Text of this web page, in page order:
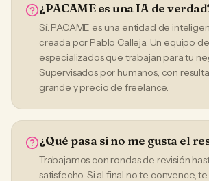
¿PACAME es una IA de
Sí. PACAME es una entidad de
creada por Pablo Calleja. Un equipo
especializados que trabajan para tu
Supervisados por humanos, con
grande y precio de freelance.
¿Qué pasa si no me gusta el
Trabajamos con rondas de revisión
satisfecho. Si al final no te convence,